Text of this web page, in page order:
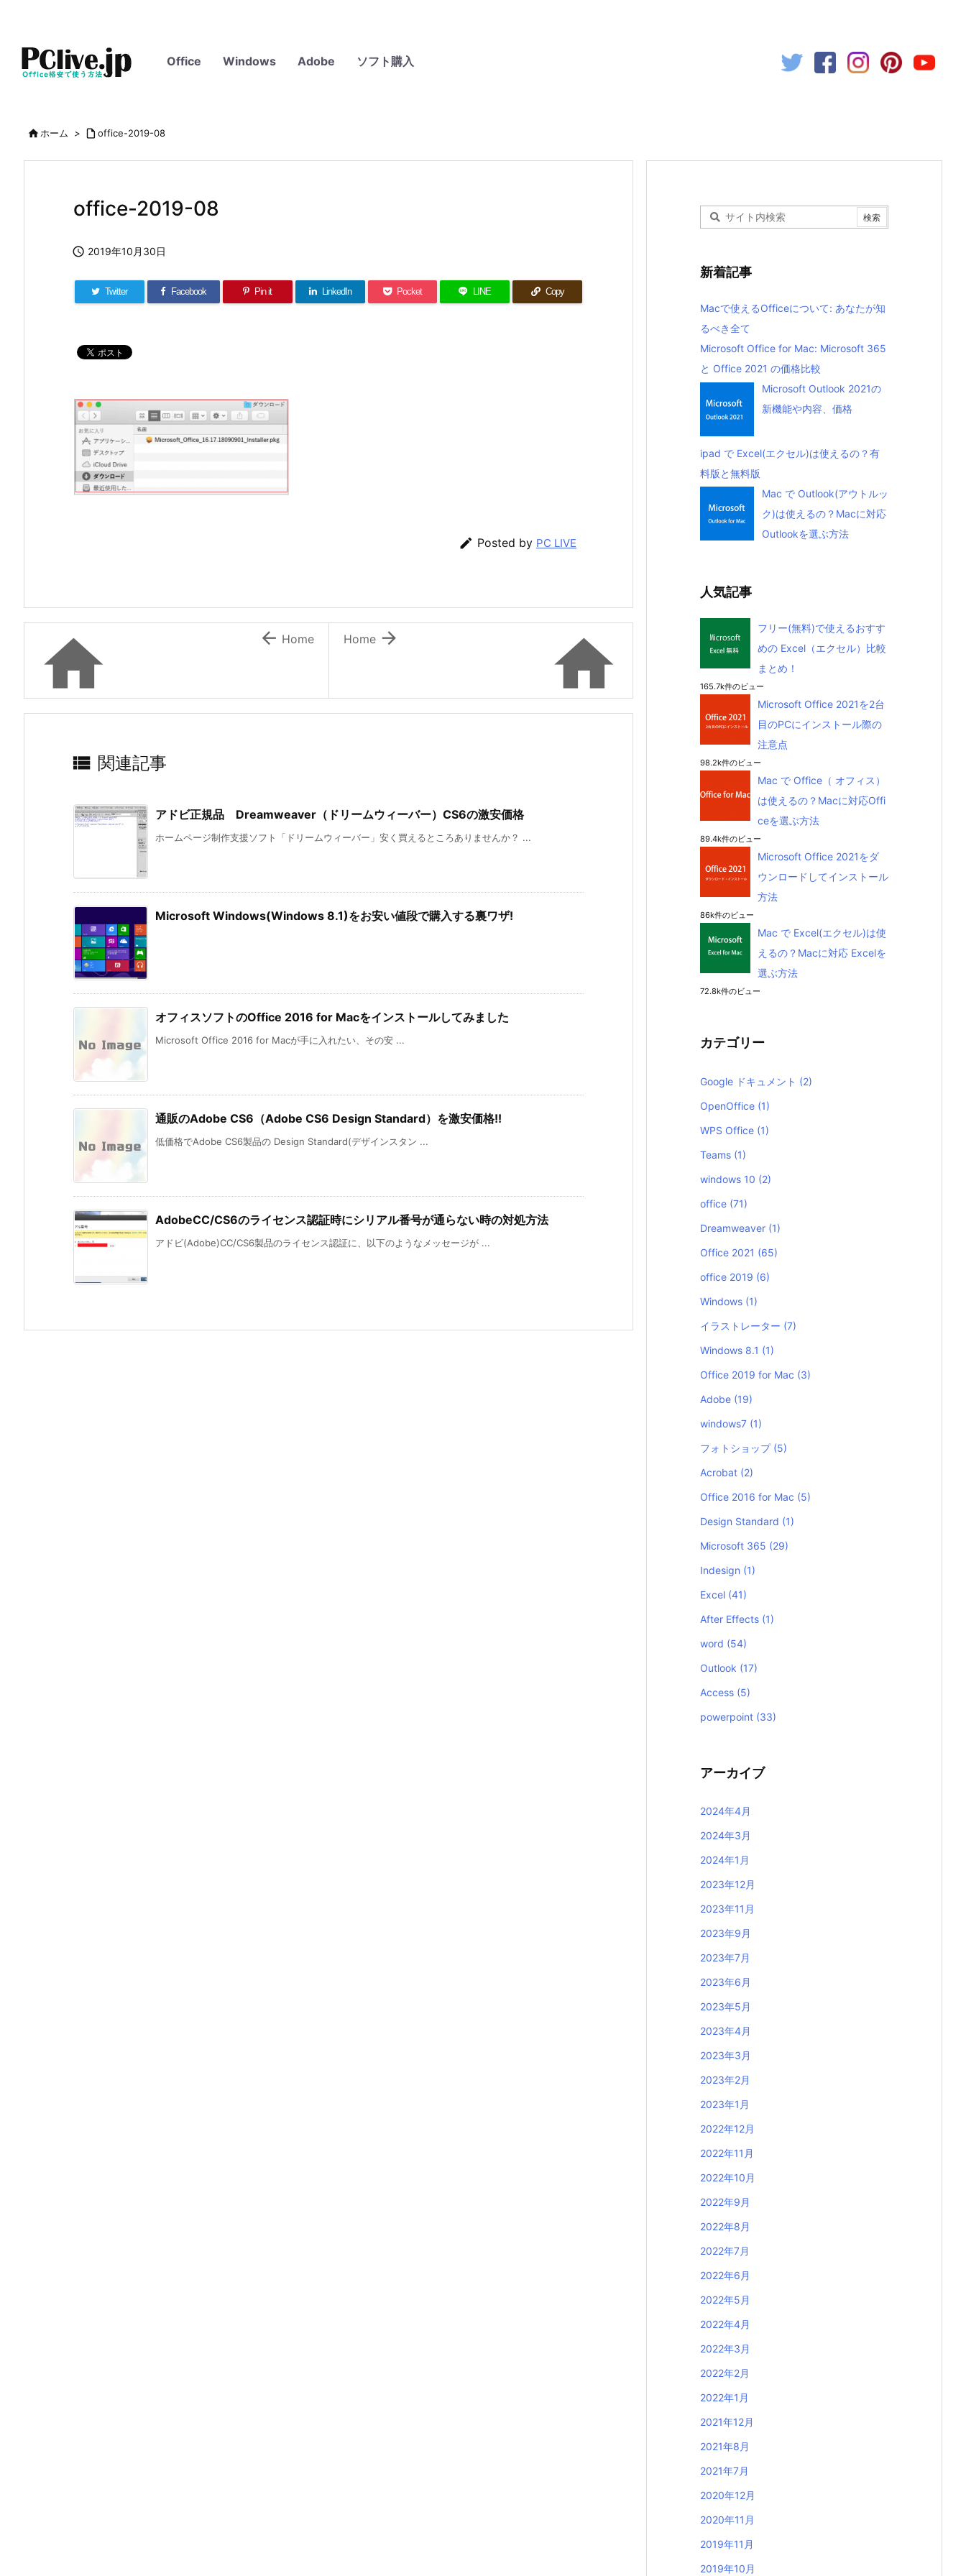
Office Windows Adobe ソフト購入
ホーム >  office-2019-08
office-2019-08
 2019年10月30日
Twitter Facebook Pin it LinkedIn Pocket LINE Copy
 Posted by PC LIVE


Home
  Home
 関連記事
アドビ正規品 Dreamweaver（ドリームウィーバー）CS6の激安価格
ホームページ制作支援ソフト「ドリームウィーバー」安く買えるところありませんか？ ...
Microsoft Windows(Windows 8.1)をお安い値段で購入する裏ワザ!
オフィスソフトのOffice 2016 for Macをインストールしてみました
Microsoft Office 2016 for Macが手に入れたい、その安 ...
通販のAdobe CS6（Adobe CS6 Design Standard）を激安価格!!
低価格でAdobe CS6製品の Design Standard(デザインスタン ...
AdobeCC/CS6のライセンス認証時にシリアル番号が通らない時の対処方法
アドビ(Adobe)CC/CS6製品のライセンス認証に、以下のようなメッセージが ...
新着記事
Macで使えるOfficeについて: あなたが知
るべき全て
Microsoft Office for Mac: Microsoft 365
と Office 2021 の価格比較
Microsoft Outlook 2021の
新機能や内容、価格
ipad で Excel(エクセル)は使えるの？有
料版と無料版
Mac で Outlook(アウトルッ
ク)は使えるの？Macに対応
Outlookを選ぶ方法
人気記事
フリー(無料)で使えるおすす
めの Excel（エクセル）比較
まとめ！
165.7k件のビュー
Microsoft Office 2021を2台
目のPCにインストール際の
注意点
98.2k件のビュー
Mac で Office（ オフィス）
は使えるの？Macに対応Offi
ceを選ぶ方法
89.4k件のビュー
Microsoft Office 2021をダ
ウンロードしてインストール
方法
86k件のビュー
Mac で Excel(エクセル)は使
えるの？Macに対応 Excelを
選ぶ方法
72.8k件のビュー
カテゴリー
Google ドキュメント (2)
OpenOffice (1)
WPS Office (1)
Teams (1)
windows 10 (2)
office (71)
Dreamweaver (1)
Office 2021 (65)
office 2019 (6)
Windows (1)
イラストレーター (7)
Windows 8.1 (1)
Office 2019 for Mac (3)
Adobe (19)
windows7 (1)
フォトショップ (5)
Acrobat (2)
Office 2016 for Mac (5)
Design Standard (1)
Microsoft 365 (29)
Indesign (1)
Excel (41)
After Effects (1)
word (54)
Outlook (17)
Access (5)
powerpoint (33)
アーカイブ
2024年4月
2024年3月
2024年1月
2023年12月
2023年11月
2023年9月
2023年7月
2023年6月
2023年5月
2023年4月
2023年3月
2023年2月
2023年1月
2022年12月
2022年11月
2022年10月
2022年9月
2022年8月
2022年7月
2022年6月
2022年5月
2022年4月
2022年3月
2022年2月
2022年1月
2021年12月
2021年8月
2021年7月
2020年12月
2020年11月
2019年11月
2019年10月